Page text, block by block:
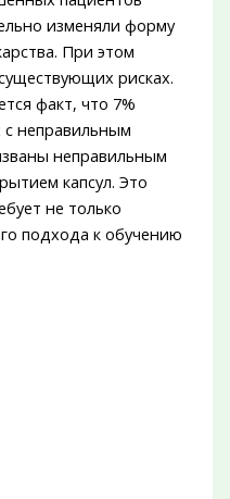
изменяли форму
При этом
рисках.
факт, что 7%
с неправильным
неправильным
капсул. Это
не только
подхода к обучению